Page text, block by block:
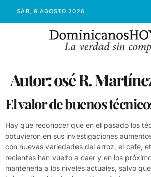
SÁB, 8 AGOSTO 2026
Autor:osé R.
El valor de buenos
Hay que reconocer que en el pasado los
obtuvieron en sus investigaciones
con nuevas variedades del arroz, el café,
recientes han vuelto a caer y en los
mantenerla a los niveles actuales, salvo